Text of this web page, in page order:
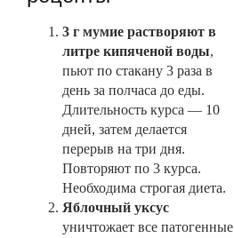
3 г мумие растворяют в
литре кипяченой воды,
пьют по стакану 3 раза в
день за полчаса до еды.
Длительность курса — 10
дней, затем делается
перерыв на три дня.
Повторяют по 3 курса.
Необходима строгая диета.
Яблочный уксус
уничтожает все патогенные